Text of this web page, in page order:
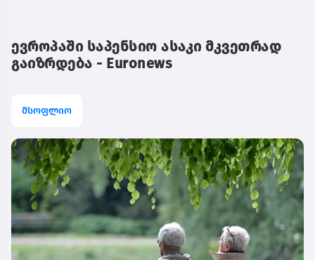
ევროპაში საპენსიო ასაკი მკვეთრად
გაიზრდება - Euronews
მსოფლიო